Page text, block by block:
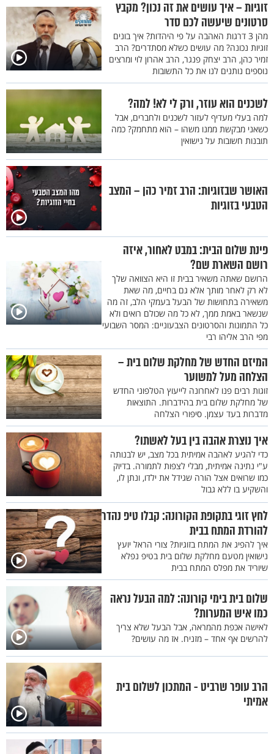
זוגיות – איך עושים את זה נכון? מקבץ
סרטונים שיעשה לכם סדר
מהן 3 דרגות האהבה על פי היהדות? איך בונים
זוגיות נכונה? מה עושים כשלא מסתדרים? הרב
זמיר כהן, הרב יצחק פנגר, הרב אהרון לוי ומרצים
נוספים נותנים לנו את כל התשובות
לשכנים הוא עוזר, ורק לי לא! למה?
למה בעלי מעדיף לעזור לשכנים ולחברים, אבל
כשאני מבקשת ממנו משהו – הוא מתחמק? כמה
תובנות חשובות על נישואין
האושר שבזוגיות: הרב זמיר כהן – המצב
הטבעי בזוגיות
פינת שלום הבית: במבט לאחור, איזה
רושם השארת שם?
הרושם שאתה משאיר בבית זו היא הצוואה שלך
לא רק לאחר מותך אלא גם בחיים, מה שאת
משאירה בתחושות של הבעל בעמקי הלב, זה מה
שנשאר באמת ממך, לא כל מה שכולם רואים ולא
כל התמונות והסרטונים הצבעוניים: המסר השבועי
מפי הרב אליהו רבי
המיזם החדש של מחלקת שלום בית –
הצלחה מעל למשוער
זוגות רבים פנו לאחרונה לייעוץ הטלפוני החדש
של מחלקת שלום בית בהידברות. התוצאות
מדברות בעד עצמן. סיפורי הצלחה
איך נוצרת אהבה בין בעל לאשתו?
כדי להגיע לאהבה אמיתית בכל מצב, יש לבנותה
ע"י נתינה אמיתית, מבלי לצפות לתמורה. בדיוק
כמו שרואים אצל הורה שגידל את ילדו, ונתן לו,
והשקיע בו ללא גבול
לחץ זוגי בתקופת הקורונה: קבלו טיפ נהדר
להורדת המתח בבית
איך להפיג את המתח בזוגיות? צורי הראל יועץ
נישואין מטעם מחלקת שלום בית בטיפ נפלא
שיוריד את מפלס המתח בבית
שלום בית בימי קורונה: למה הבעל נראה
כמו איש המערות?
לאישה אכפת מהמראה, אבל הבעל שלא צריך
להרשים אף אחד – מזניח. אז מה עושים?
הרב עופר שרביט - המתכון לשלום בית
אמיתי